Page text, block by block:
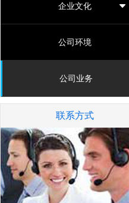
企业文化
公司环境
公司业务
联系方式